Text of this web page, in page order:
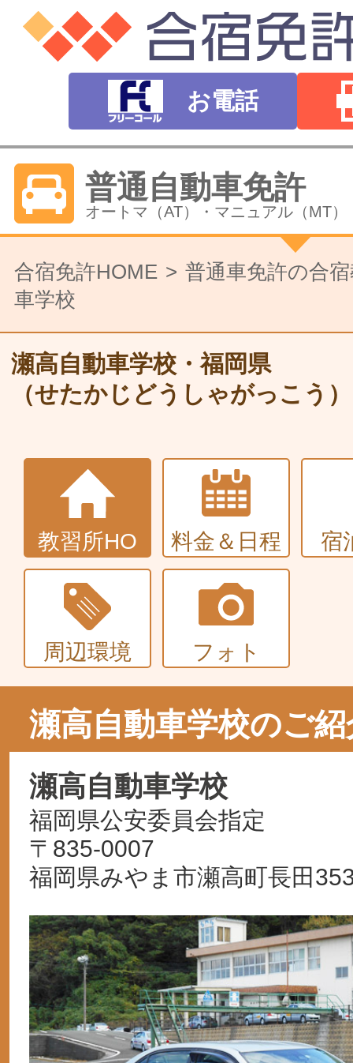
お電話
普通自動車免許
オートマ（AT）・マニュアル（MT）
バイク免許
大型〜二種免許
中型・大型特殊・けん引・大型二種
普通車+バイク
同時取得
合宿免許HOME
普通車免許の合
車学校
瀬高自動車学校・福岡県
（せたかじどうしゃがっこう）
教習所HO 料金＆日程 宿
周辺環境 フォト
瀬高自動車学校のご紹
瀬高自動車学校
福岡県公安委員会指定
〒835-0007
福岡県みやま市瀬高町長田